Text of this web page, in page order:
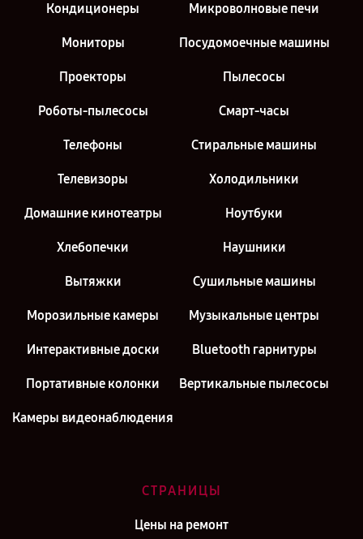
Кондиционеры Микроволновые печи
Мониторы Посудомоечные машины
Проекторы Пылесосы
Роботы-пылесосы Смарт-часы
Телефоны Стиральные машины
Телевизоры Холодильники
Домашние кинотеатры Ноутбуки
Хлебопечки Наушники
Вытяжки Сушильные машины
Морозильные камеры Музыкальные центры
Интерактивные доски Bluetooth гарнитуры
Портативные колонки Вертикальные пылесосы
Камеры видеонаблюдения
СТРАНИЦЫ
Цены на ремонт